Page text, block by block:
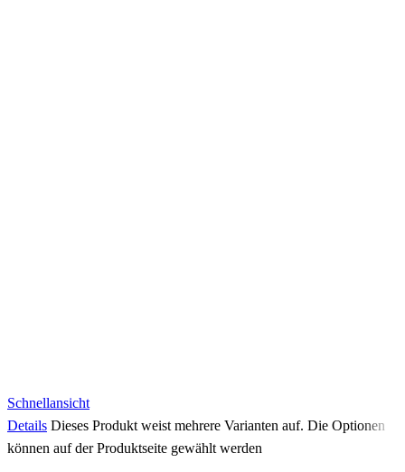
Schnellansicht
Details Dieses Produkt weist mehrere Varianten auf. Die Optionen
können auf der Produktseite gewählt werden